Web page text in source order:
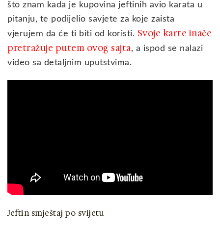
što znam kada je kupovina jeftinih avio karata u
pitanju, te podijelio savjete za koje zaista
vjerujem da će ti biti od koristi. Svoje karte inače
pretražuje putem ovog sajta, a ispod se nalazi
video sa detaljnim uputstvima.
Jeftin smještaj po svijetu